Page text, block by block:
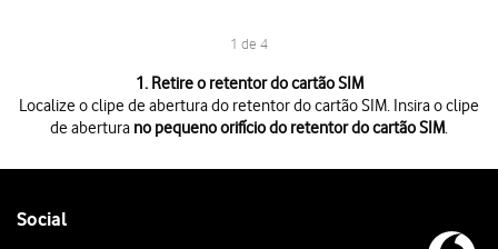
1 de 4
1. Retire o retentor do cartão SIM
Localize o clipe de abertura do retentor do cartão SIM. Insira o clipe
de abertura no pequeno orifício do retentor do cartão SIM.
Retire o retentor do cartão SIMdo telefone.
Note que o telefone apenas pode ser usado com um cartão Nano-SIM.
Follow
Social